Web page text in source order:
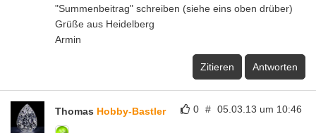
"Summenbeitrag" schreiben (siehe eins oben drüber)
Grüße aus Heidelberg
Armin
Zitieren Antworten
0 # 05.03.13 um 10:46
Thomas Hobby-Bastler